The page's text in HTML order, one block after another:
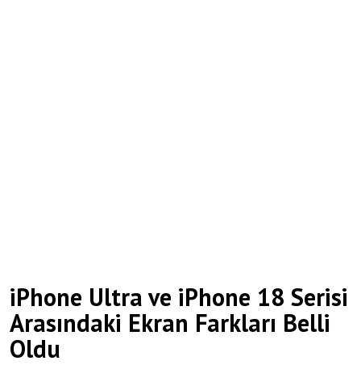
iPhone Ultra ve iPhone 18 Serisi
Arasındaki Ekran Farkları Belli
Oldu